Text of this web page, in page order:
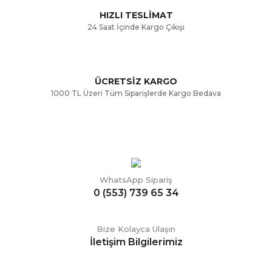
Gönder
HIZLI TESLİMAT
24 Saat İçinde Kargo Çıkışı
ÜCRETSİZ KARGO
1000 TL Üzeri Tüm Siparişlerde Kargo Bedava
WhatsApp Sipariş
0 (553) 739 65 34
Bize Kolayca Ulaşın
İletişim Bilgilerimiz